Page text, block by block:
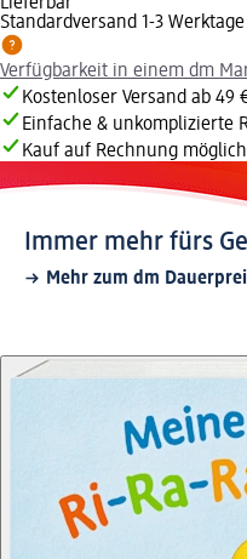
Standardversand 1-3 Werktage
Verfügbarkeit in einem dm
Kostenloser Versand ab 49
Einfache & unkomplizierte
Kauf auf Rechnung möglich
Immer mehr fürs
Mehr zum dm